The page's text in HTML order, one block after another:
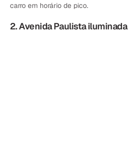
carro em horário de pico.
2. Avenida Paulista iluminada